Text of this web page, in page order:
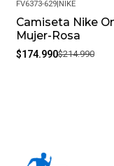
-19%
FV6373-629| NIKE
Camiseta Nike
Mujer-Rosa
$174.990$214.990